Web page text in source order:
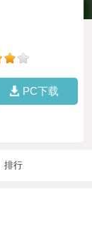
PC下载
排行